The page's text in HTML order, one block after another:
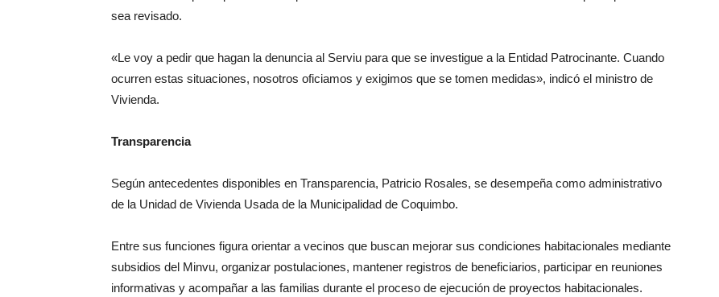
sea revisado.
«Le voy a pedir que hagan la denuncia al Serviu para que se investigue a la Entidad Patrocinante. Cuando
ocurren estas situaciones, nosotros oficiamos y exigimos que se tomen medidas», indicó el ministro de
Vivienda.
Transparencia
Según antecedentes disponibles en Transparencia, Patricio Rosales, se desempeña como administrativo
de la Unidad de Vivienda Usada de la Municipalidad de Coquimbo.
Entre sus funciones figura orientar a vecinos que buscan mejorar sus condiciones habitacionales mediante
subsidios del Minvu, organizar postulaciones, mantener registros de beneficiarios, participar en reuniones
informativas y acompañar a las familias durante el proceso de ejecución de proyectos habitacionales.